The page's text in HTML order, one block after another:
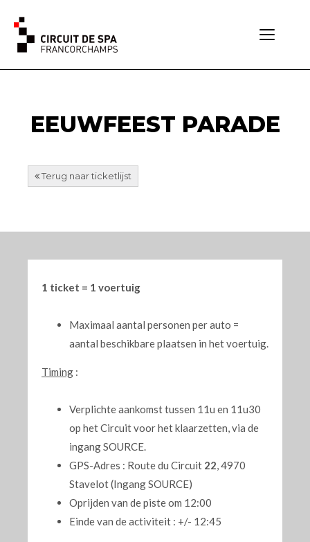
Toggle
EEUWFEEST PARADE
Terug naar ticketlijst
1 ticket = 1 voertuig
Maximaal aantal personen per auto =
aantal beschikbare plaatsen in het voertuig.
Timing :
Verplichte aankomst tussen 11u en 11u30
op het Circuit voor het klaarzetten, via de
ingang SOURCE.
GPS-Adres : Route du Circuit 22 , 4970
Stavelot (Ingang SOURCE)
Oprijden van de piste om 12:00
Einde van de activiteit : +/- 12:45